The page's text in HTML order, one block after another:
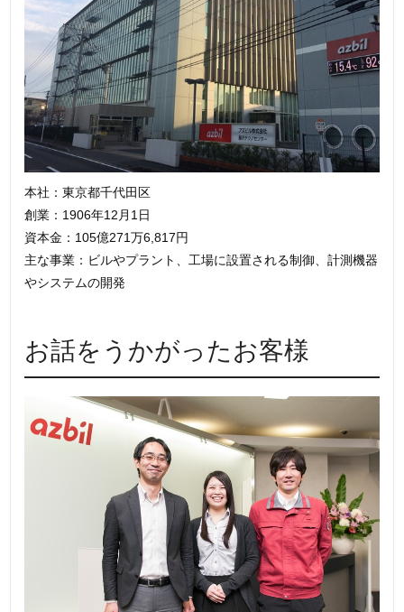
本社：東京都千代田区
創業：1906年12月1日
資本金：105億271万6,817円
主な事業：ビルやプラント、工場に設置される制御、計測機器
やシステムの開発
お話をうかがったお客様